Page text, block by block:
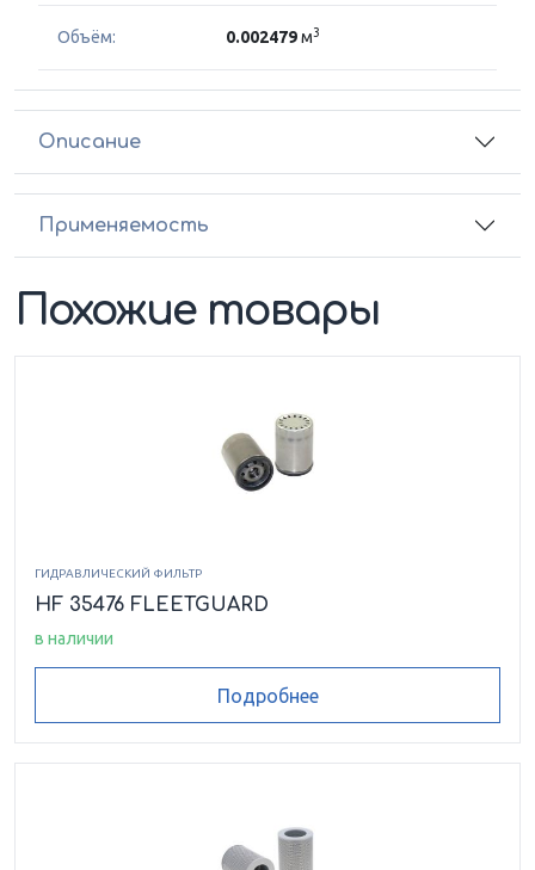
Объём: 0.002479м3
Описание
Применяемость
Похожие товары
ГИДРАВЛИЧЕСКИЙ ФИЛЬТР
HF 35476 FLEETGUARD
в наличии
Подробнее